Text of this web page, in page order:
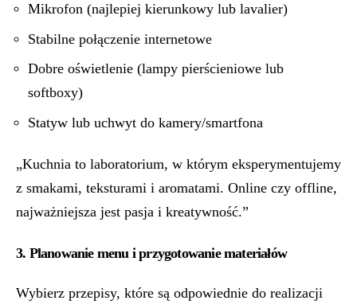
Mikrofon (najlepiej kierunkowy lub lavalier)
Stabilne połączenie internetowe
Dobre oświetlenie (lampy pierścieniowe lub
softboxy)
Statyw lub uchwyt do kamery/smartfona
„Kuchnia to laboratorium, w którym eksperymentujemy
z smakami, teksturami i aromatami. Online czy offline,
najważniejsza jest pasja i kreatywność.”
3. Planowanie menu i przygotowanie materiałów
Wybierz przepisy, które są odpowiednie do realizacji